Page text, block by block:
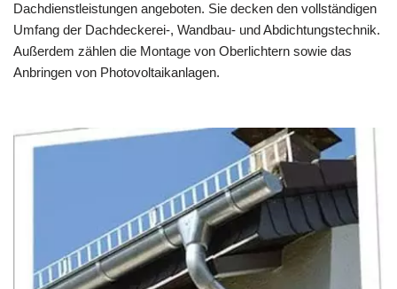
Dachdienstleistungen angeboten. Sie decken den vollständigen
Umfang der Dachdeckerei-, Wandbau- und Abdichtungstechnik.
Außerdem zählen die Montage von Oberlichtern sowie das
Anbringen von Photovoltaikanlagen.